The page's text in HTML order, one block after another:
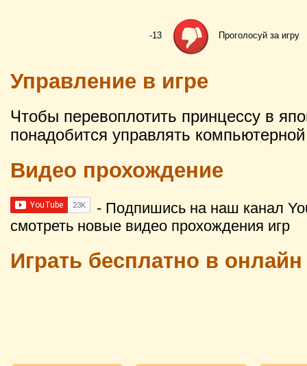
-13 Проголосуй за игру
Управление в игре
Чтобы перевоплотить принцессу в
понадобится управлять
Видео прохождение
- Подпишись на наш канал
смотреть новые видео прохождения игр
Играть бесплатно в